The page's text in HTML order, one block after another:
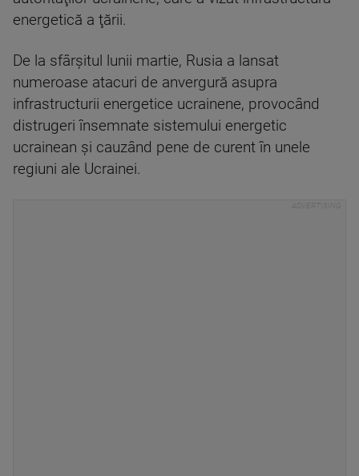
energetică a ţării.
De la sfârşitul lunii martie, Rusia a lansat
numeroase atacuri de anvergură asupra
infrastructurii energetice ucrainene, provocând
distrugeri însemnate sistemului energetic
ucrainean şi cauzând pene de curent în unele
regiuni ale Ucrainei.